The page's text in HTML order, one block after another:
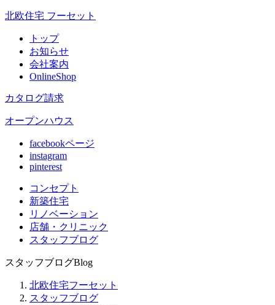
北欧住宅 フーセット
トップ
お知らせ
会社案内
OnlineShop
カタログ請求
オープンハウス
facebookページ
instagram
pinterest
コンセプト
新築住宅
リノベーション
店舗 ・クリニック
スタッフブログ
スタッフブログBlog
北欧住宅フーセット
スタッフブログ